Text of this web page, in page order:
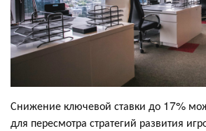
Снижение ключевой ставки до 17%
для пересмотра стратегий развития